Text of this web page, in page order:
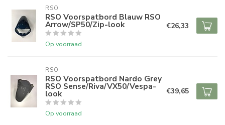
RSO
RSO Voorspatbord Blauw RSO
Arrow/SP50/Zip-look
Op voorraad
€26,33
RSO
RSO Voorspatbord Nardo Grey
RSO Sense/Riva/VX50/Vespa-
look
Op voorraad
€39,65